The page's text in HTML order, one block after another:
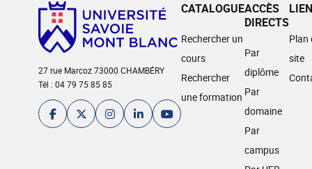
27 rue Marcoz 73000 CHAMBÉRY
Tél : 04 79 75 85 85
CATALOGUE
Rechercher un
cours
Rechercher
une formation
ACCÈS
DIRECTS
Par
diplôme
Par
domaine
Par
campus
Plan
site